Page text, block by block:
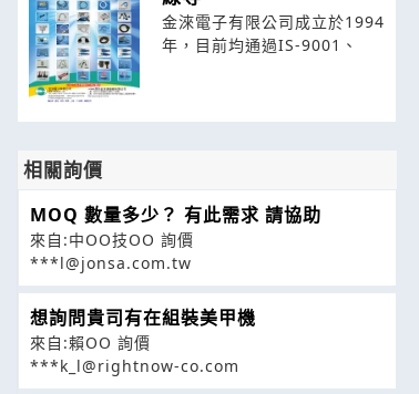
金淶電子有限公司成立於1994
年，目前均通過IS-9001、
相關詢價
MOQ 數量多少？ 有此需求 請協助
來自:中OO技OO 詢價
***l@jonsa.com.tw
想詢問貴司有在組裝美甲機
來自:賴OO 詢價
***k_l@rightnow-co.com